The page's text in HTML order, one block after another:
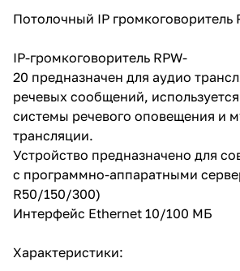
Потолочный IP громкоговоритель
IP-громкоговоритель RPW-
20 предназначен для аудио
речевых сообщений,
системы речевого оповещения и
трансляции.
Устройство предназначено для
с программно-аппаратными
R50/150/300)
Интерфейс Ethernet 10/100 МБ
Характеристики: